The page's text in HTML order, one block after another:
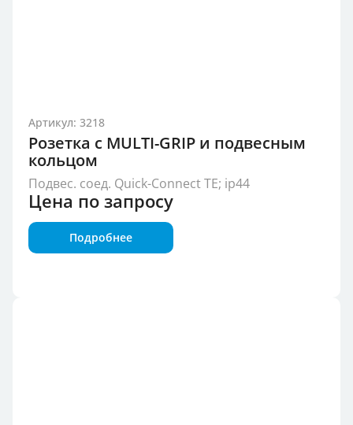
Артикул: 3218
Розетка с MULTI-GRIP и подвесным
кольцом
Подвес. соед. Quick-Connect TE; ip44
Цена по запросу
Подробнее